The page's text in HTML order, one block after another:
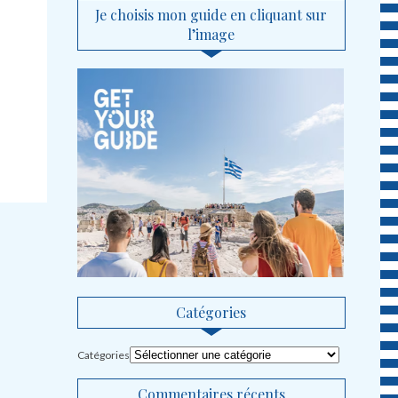
Je choisis mon guide en cliquant sur
l’image
Catégories
Catégories
Commentaires récents